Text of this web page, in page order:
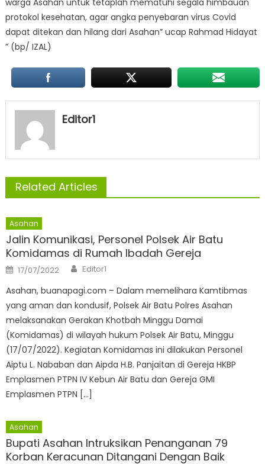
protokol kesehatan, agar angka penyebaran virus Covid
dapat ditekan dan hilang dari Asahan” ucap Rahmad Hidayat
” (bp/ IZAL)
Editor1
Related Articles
Asahan
Jalin Komunikasi, Personel Polsek Air Batu
Komidamas di Rumah Ibadah Gereja
Posted
on
17/07/2022 Author
Editor1
Asahan, buanapagi.com – Dalam memelihara Kamtibmas
yang aman dan kondusif, Polsek Air Batu Polres Asahan
melaksanakan Gerakan Khotbah Minggu Damai
(Komidamas) di wilayah hukum Polsek Air Batu, Minggu
(17/07/2022). Kegiatan Komidamas ini dilakukan Personel
Aiptu L. Nababan dan Aipda H.B. Panjaitan di Gereja HKBP
Emplasmen PTPN IV Kebun Air Batu dan Gereja GMI
Emplasmen PTPN […]
Asahan
Bupati Asahan Intruksikan Penanganan 79
Korban Keracunan Ditangani Dengan Baik